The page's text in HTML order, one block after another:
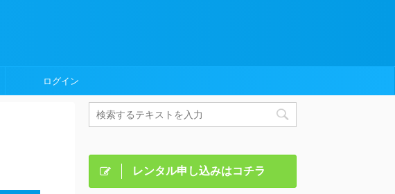
ログイン
レンタル申し込みはコチラ